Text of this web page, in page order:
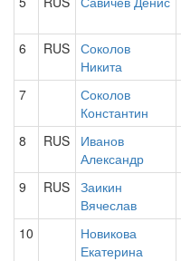
6 RUS Соколов
Никита
7
Соколов
Константин
8 RUS
Иванов
Александр
9 RUS Заикин
Вячеслав
10
Новикова
Екатерина